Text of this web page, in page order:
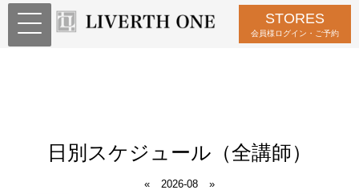
STORES
会員様ログイン・ご予約
日別スケジュール（全講師）
« 2026-08
»